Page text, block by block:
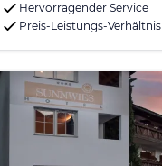
Hervorragender Service
Preis-Leistungs-Verhältnis